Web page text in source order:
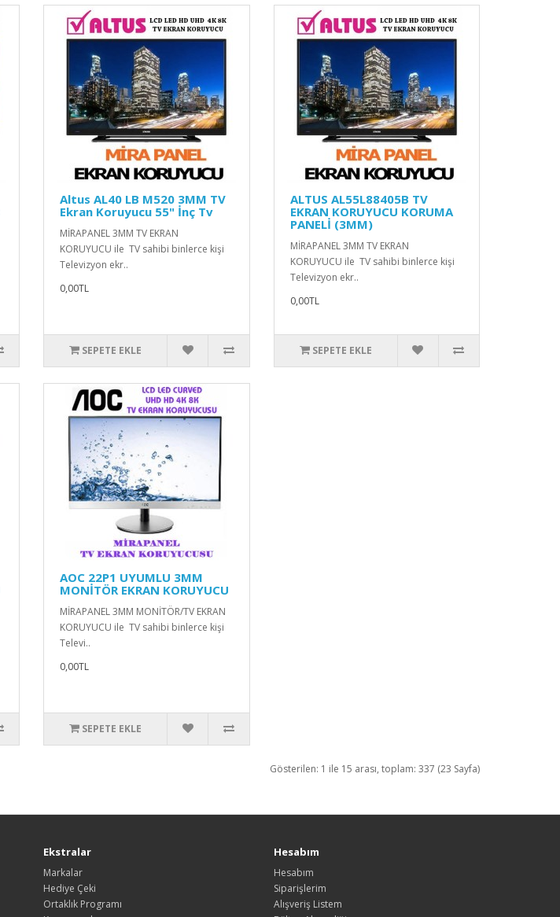
Altus AL40 LB M520 3MM TV
Ekran Koruyucu 55" İnç Tv
MİRAPANEL 3MM TV EKRAN
KORUYUCU ile TV sahibi binlerce kişi
Televizyon ekr..
0,00TL
SEPETE EKLE
ALTUS AL55L88405B TV
EKRAN KORUYUCU KORUMA
PANELİ (3MM)
MİRAPANEL 3MM TV EKRAN
KORUYUCU ile TV sahibi binlerce kişi
Televizyon ekr..
0,00TL
SEPETE EKLE
AOC 22P1 UYUMLU 3MM
MONİTÖR EKRAN KORUYUCU
MİRAPANEL 3MM MONİTÖR/TV EKRAN
KORUYUCU ile TV sahibi binlerce kişi
Televi..
0,00TL
SEPETE EKLE
Gösterilen: 1 ile 15 arası, toplam: 337 (23 Sayfa)
Ekstralar
Markalar
Hediye Çeki
Ortaklık Programı
Hesabım
Hesabım
Siparişlerim
Alışveriş Listem